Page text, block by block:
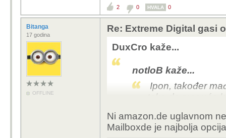
2 0 HVALA 0
Bitanga
17 godina
OFFLINE
Re: Extreme Digital gasi
DuxCro kaže...
notloB kaže...
Ipon, također
tako da moguće
vrijeme, uz onu o
computer
Ni amazon.de uglavnom
Mailboxde je najbolja